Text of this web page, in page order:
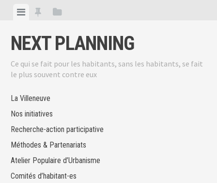
content
ViewView
posts
View
NEXT PLANNING
Ce qui se fait pour les habitants, sans les habitants, se fait
le plus souvent contre eux
La Villeneuve
Nos initiatives
Recherche-action participative
Méthodes & Partenariats
Atelier Populaire d’Urbanisme
Comités d’habitant-es